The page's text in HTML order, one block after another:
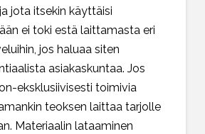
jota itsekin käyttäisi
ei toki estä laittamasta eri
jos haluaa siten
asiakaskuntaa. Jos
eksklusiivisesti toimivia
teoksen laittaa tarjolle
Materiaalin lataaminen